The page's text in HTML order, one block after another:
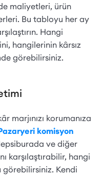
maliyetleri, ürün
Bu tabloyu her ay
Hangi
hangilerinin kârsız
görebilirsiniz.
marjınızı korumanıza
komisyon
ve diğer
karşılaştırabilir, hangi
görebilirsiniz. Kendi